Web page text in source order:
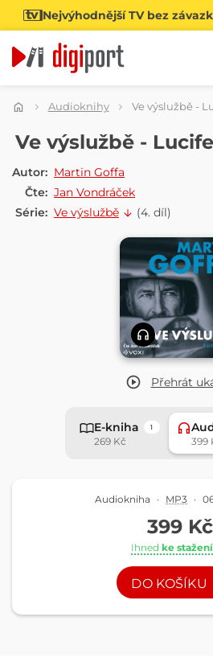
Nejvýhodnější TV bez
Kategorie
Audioknihy Ve výslužbě -
Přehrát
AUDIOKNIHA
Ve výslužbě -
Autor: Martin Goffa
Čte: Jan Vondráček
Série: Ve výslužbě (4. díl)
E-kniha 1
269 Kč 399
Audiokniha · MP3 ·
399 Kč
Ihned ke stažení
DO KOŠÍKU